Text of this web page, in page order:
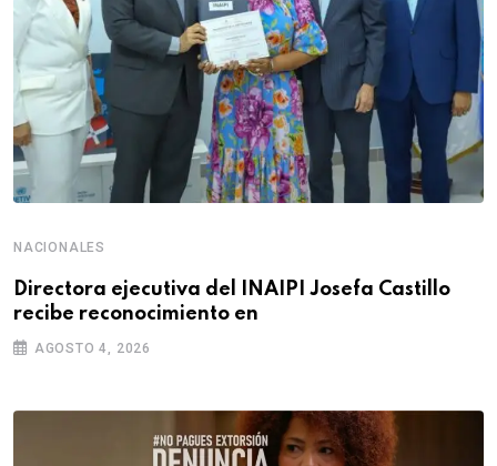
NACIONALES
Directora ejecutiva del INAIPI Josefa Castillo
recibe reconocimiento en
AGOSTO 4, 2026